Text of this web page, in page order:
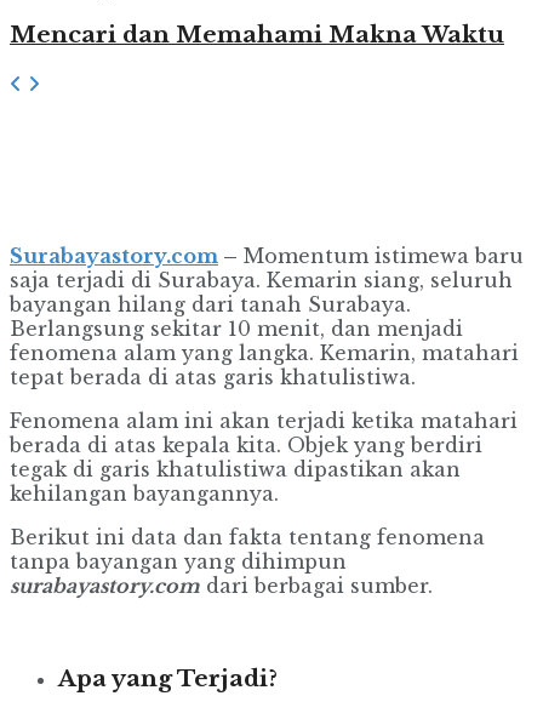
Mencari dan Memahami Makna Waktu
Surabayastory.com – Momentum istimewa baru
saja terjadi di Surabaya. Kemarin siang, seluruh
bayangan hilang dari tanah Surabaya.
Berlangsung sekitar 10 menit, dan menjadi
fenomena alam yang langka. Kemarin, matahari
tepat berada di atas garis khatulistiwa.
Fenomena alam ini akan terjadi ketika matahari
berada di atas kepala kita. Objek yang berdiri
tegak di garis khatulistiwa dipastikan akan
kehilangan bayangannya.
Berikut ini data dan fakta tentang fenomena
tanpa bayangan yang dihimpun
surabayastory.com dari berbagai sumber.
Apa yang Terjadi?